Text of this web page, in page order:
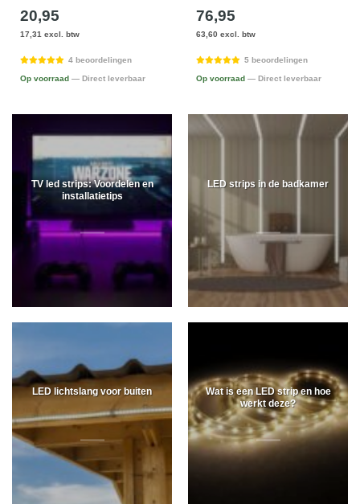
20,95
17,31 excl. btw
4 beoordelingen
Op voorraad — Direct leverbaar
76,95
63,60 excl. btw
5 beoordelingen
Op voorraad — Direct leverbaar
TV led strips: Voordelen en
installatietips
LED strips in de badkamer
LED lichtslang voor buiten
Wat is een LED strip en hoe
werkt deze?